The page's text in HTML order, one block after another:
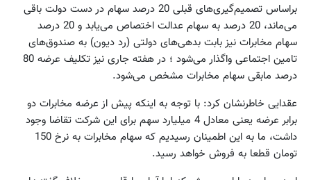
براساس تصمیم‌گیری‌های قبلی 20 درصد سهام در دست دولت باقی
می‌ماند، 20 درصد به سهام عدالت اختصاص می‌یابد و 20 درصد
سهام مخابرات نیز بابت بدهی‌های دولتی (رد دیون) به صندوق‌های
تامین اجتماعی واگذار می‌شود ؛ در هفته جاری نیز تکلیف عرضه 80
درصد مابقی سهام مخابرات مشخص می‌شود.
عقدایی خاطرنشان کرد: با توجه به اینکه پیش از عرضه مخابرات دو
برابر عرضه یعنی معادل 4 میلیارد سهم برای این شرکت تقاضا وجود
داشت، ما به این اطمینان رسیدیم که سهام مخابرات به نرخ 150
تومان قطعا به فروش خواهد رسید.